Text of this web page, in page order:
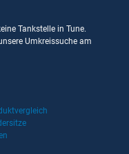
Tankstelle in Tune.
Umkreissuche am